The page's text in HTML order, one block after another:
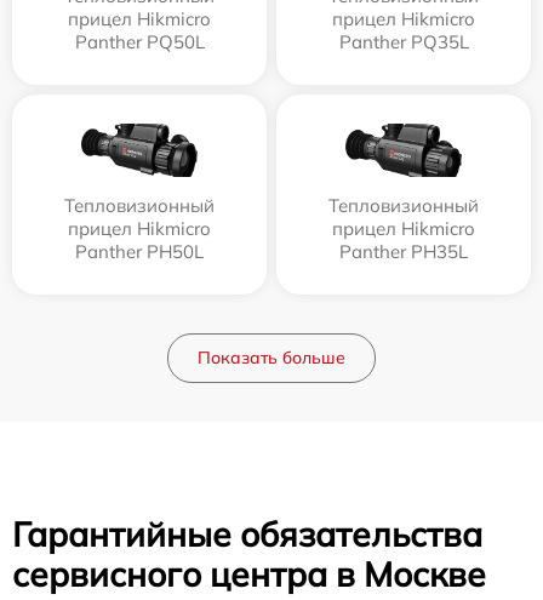
прицел Hikmicro
Panther PQ50L
прицел Hikmicro
Panther PQ35L
Тепловизионный
прицел Hikmicro
Panther PH50L
Тепловизионный
прицел Hikmicro
Panther PH35L
Показать больше
Гарантийные обязательства
сервисного центра в Москве